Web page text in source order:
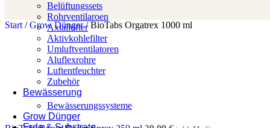
Belüftungssets
Rohrventilaroen
Axiallüfter
Aktivkohlefilter
Umluftventilatoren
Aluflexrohre
Luftentfeuchter
Zubehör
Bewässerung
Bewässerungssysteme
Grow Dünger
Start / Grow Dünger/ BioTabs Orgatrex 1000 ml